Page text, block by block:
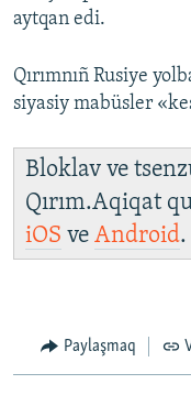
aytqan edi.
Qırımnıñ Rusiye
siyasiy mabüsler
Bloklav ve
Qırım.Aqiqat
iOS ve Android.
Paylaşmaq